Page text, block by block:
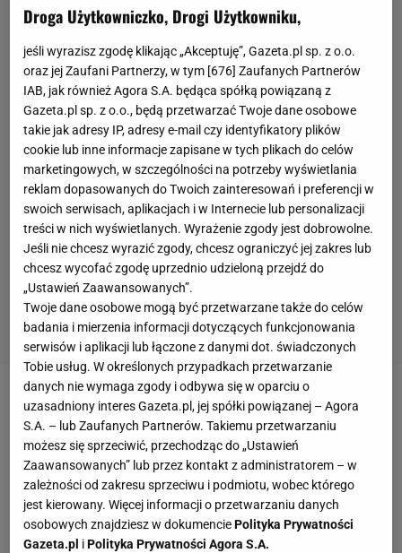
Zobacz wideoPodbeskidzie szuka poważnych
wzmocnień. "Chcemy piłkarza jak Matsui"
Strzelone gole ze stałych fragmentów gry:
Warta Poznań - 26
Droga Użytkowniczko, Drogi Użytkowniku,
jeśli wyrazisz zgodę klikając „Akceptuję”, Gazeta.pl sp. z o.o.
oraz jej Zaufani Partnerzy, w tym [676] Zaufanych Partnerów
IAB, jak również Agora S.A. będąca spółką powiązaną z
Gazeta.pl sp. z o.o., będą przetwarzać Twoje dane osobowe
takie jak adresy IP, adresy e-mail czy identyfikatory plików
cookie lub inne informacje zapisane w tych plikach do celów
marketingowych, w szczególności na potrzeby wyświetlania
reklam dopasowanych do Twoich zainteresowań i preferencji w
swoich serwisach, aplikacjach i w Internecie lub personalizacji
treści w nich wyświetlanych. Wyrażenie zgody jest dobrowolne.
Jeśli nie chcesz wyrazić zgody, chcesz ograniczyć jej zakres lub
chcesz wycofać zgodę uprzednio udzieloną przejdź do
„Ustawień Zaawansowanych”.
Twoje dane osobowe mogą być przetwarzane także do celów
badania i mierzenia informacji dotyczących funkcjonowania
serwisów i aplikacji lub łączone z danymi dot. świadczonych
Tobie usług. W określonych przypadkach przetwarzanie
danych nie wymaga zgody i odbywa się w oparciu o
uzasadniony interes Gazeta.pl, jej spółki powiązanej – Agora
S.A. – lub Zaufanych Partnerów. Takiemu przetwarzaniu
możesz się sprzeciwić, przechodząc do „Ustawień
Zaawansowanych” lub przez kontakt z administratorem – w
zależności od zakresu sprzeciwu i podmiotu, wobec którego
jest kierowany. Więcej informacji o przetwarzaniu danych
osobowych znajdziesz w dokumenciePolityka Prywatności
Gazeta.pl iPolityka Prywatności Agora S.A.